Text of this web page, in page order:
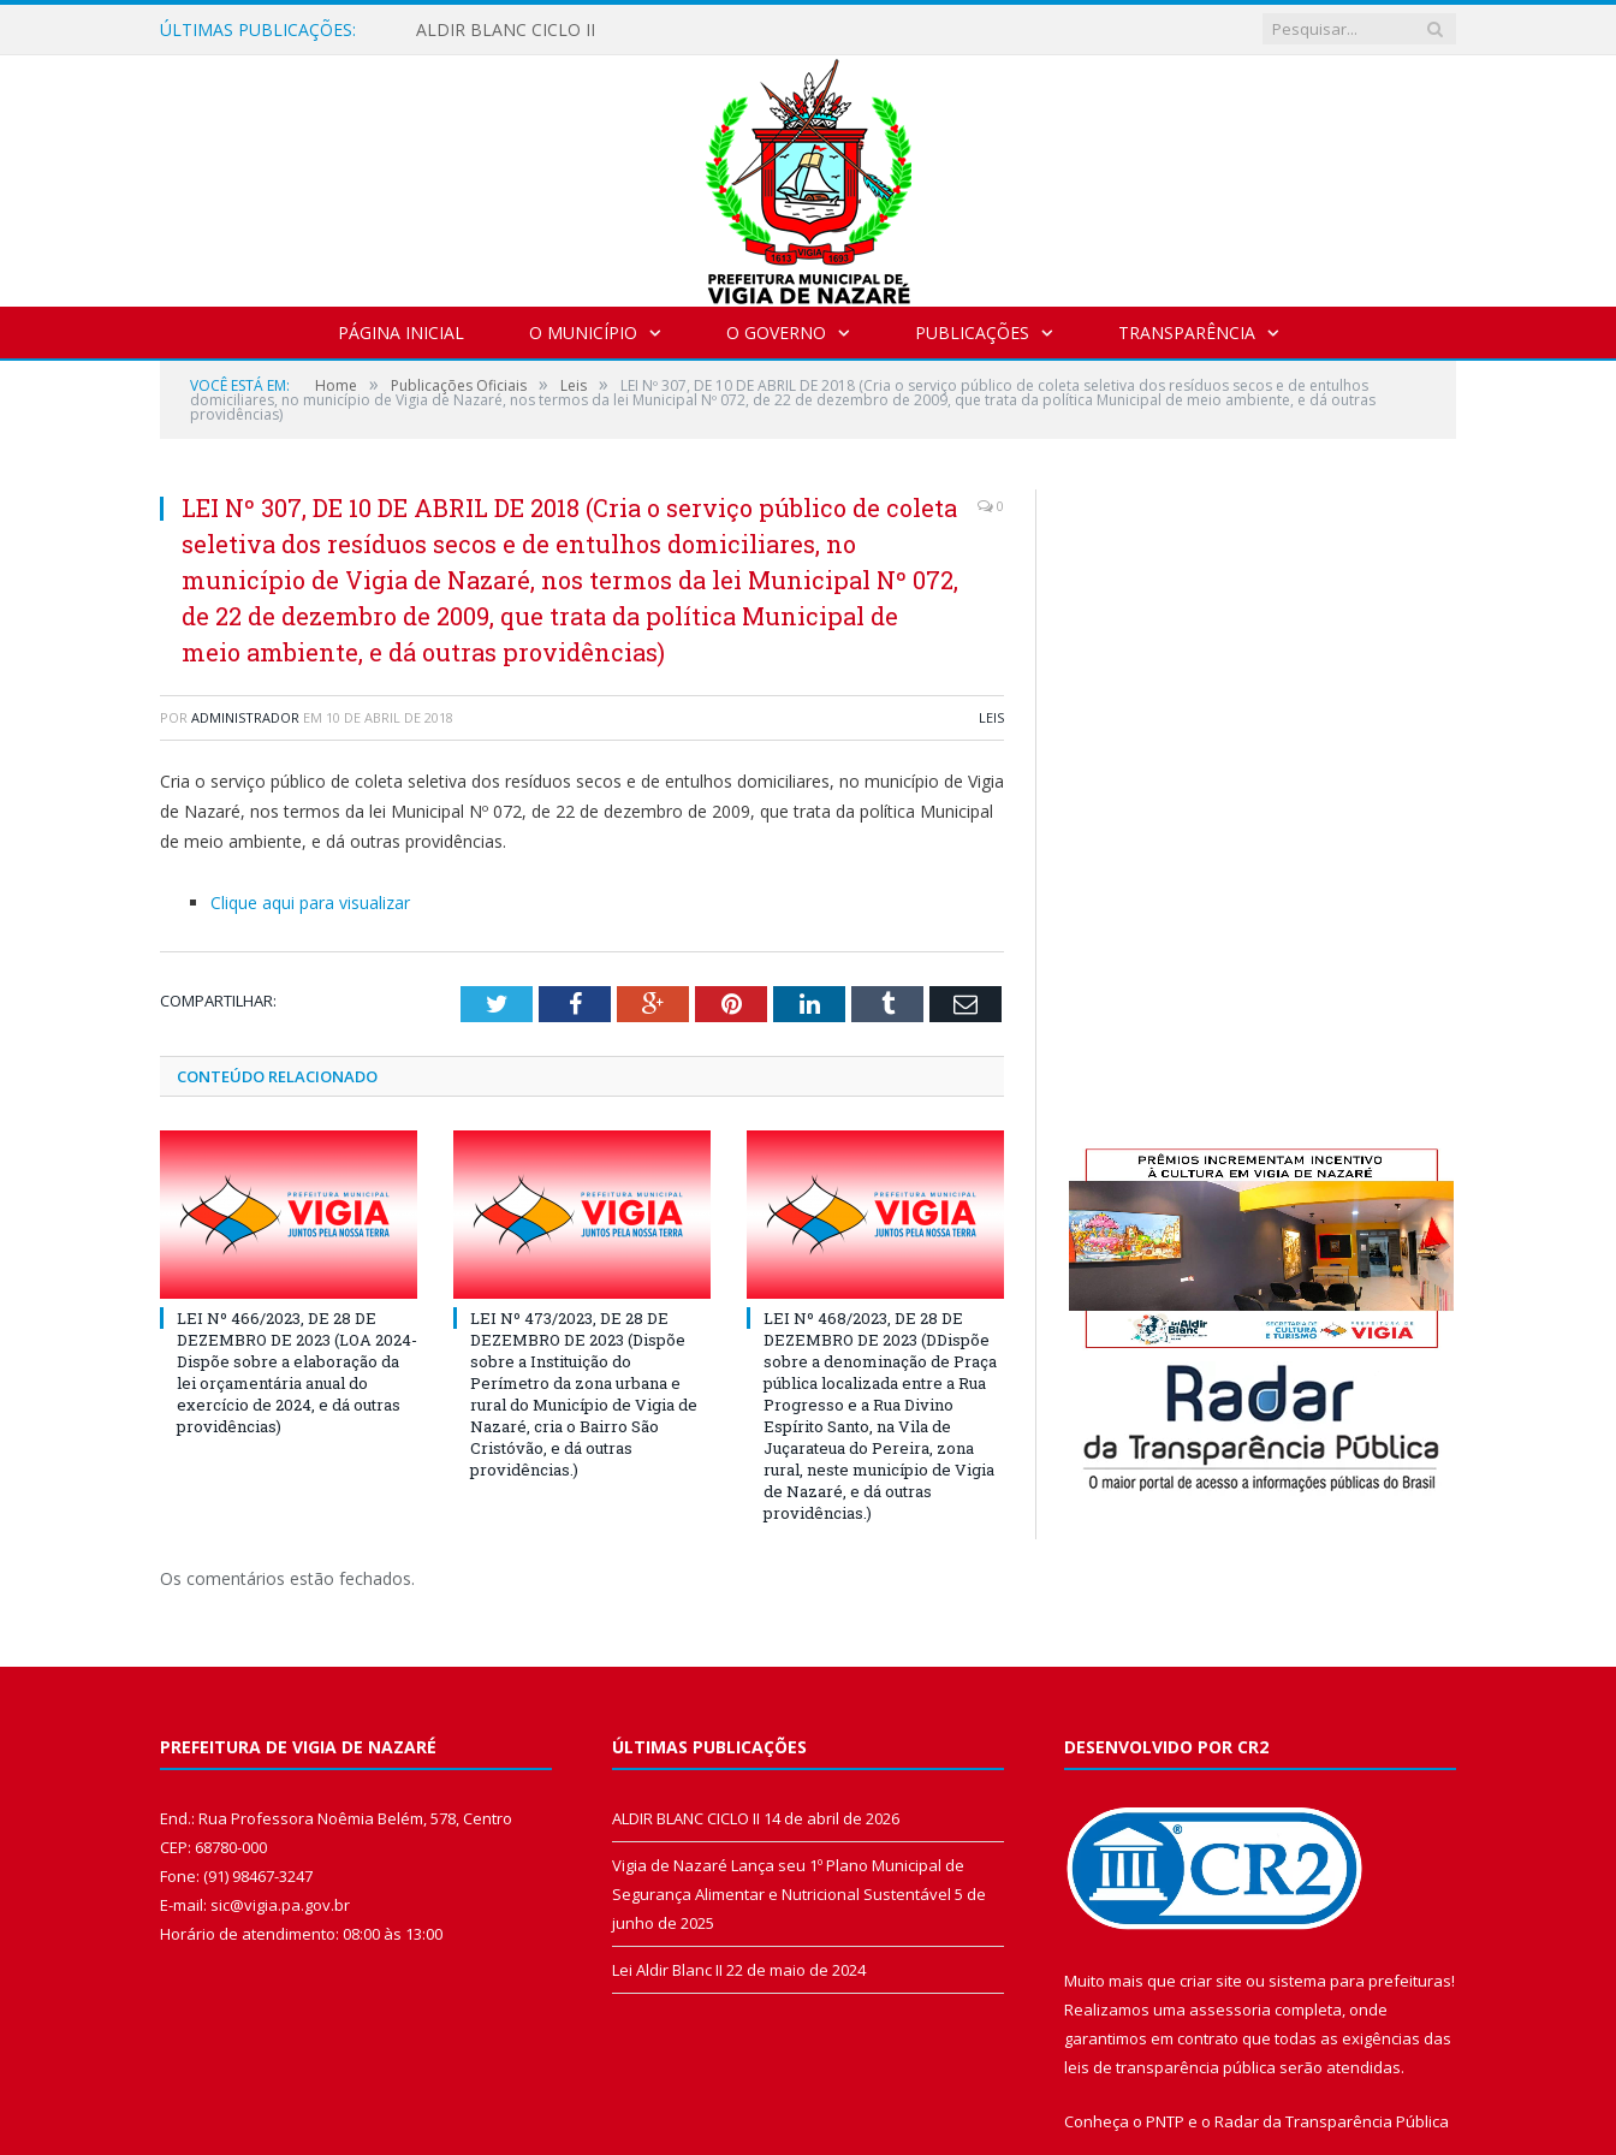
ÚLTIMAS PUBLICAÇÕES: ALDIR BLANC CICLO II
PÁGINA INICIAL O MUNICÍPIO O GOVERNO PUBLICAÇÕES TRANSPARÊNCIA
VOCÊ ESTÁ EM: Home » Publicações Oficiais » Leis » LEI Nº 307, DE 10 DE ABRIL DE 2018 (Cria o serviço público de coleta seletiva dos resíduos secos e de entulhos
domiciliares, no município de Vigia de Nazaré, nos termos da lei Municipal Nº 072, de 22 de dezembro de 2009, que trata da política Municipal de meio ambiente, e dá outras
providências)
LEI Nº 307, DE 10 DE ABRIL DE 2018 (Cria o serviço público de coleta
seletiva dos resíduos secos e de entulhos domiciliares, no
município de Vigia de Nazaré, nos termos da lei Municipal Nº 072,
de 22 de dezembro de 2009, que trata da política Municipal de
meio ambiente, e dá outras providências)
0
POR ADMINISTRADOR EM 10 DE ABRIL DE 2018 LEIS
Cria o serviço público de coleta seletiva dos resíduos secos e de entulhos domiciliares, no município de Vigia
de Nazaré, nos termos da lei Municipal Nº 072, de 22 de dezembro de 2009, que trata da política Municipal
de meio ambiente, e dá outras providências.
Clique aqui para visualizar
COMPARTILHAR: TwitterFacebookGoogle+PinterestLinkedInTumblr Email
CONTEÚDO RELACIONADO
LEI Nº 466/2023, DE 28 DE
DEZEMBRO DE 2023 (LOA 2024-
Dispõe sobre a elaboração da
lei orçamentária anual do
exercício de 2024, e dá outras
providências)
LEI Nº 473/2023, DE 28 DE
DEZEMBRO DE 2023 (Dispõe
sobre a Instituição do
Perímetro da zona urbana e
rural do Município de Vigia de
Nazaré, cria o Bairro São
Cristóvão, e dá outras
providências.)
LEI Nº 468/2023, DE 28 DE
DEZEMBRO DE 2023 (DDispõe
sobre a denominação de Praça
pública localizada entre a Rua
Progresso e a Rua Divino
Espírito Santo, na Vila de
Juçarateua do Pereira, zona
rural, neste município de Vigia
de Nazaré, e dá outras
providências.)
Os comentários estão fechados.
PREFEITURA DE VIGIA DE NAZARÉ
End.: Rua Professora Noêmia Belém, 578, Centro
CEP: 68780-000
Fone: (91) 98467-3247
E-mail: sic@vigia.pa.gov.br
Horário de atendimento: 08:00 às 13:00
ÚLTIMAS PUBLICAÇÕES
ALDIR BLANC CICLO II 14 de abril de 2026
Vigia de Nazaré Lança seu 1º Plano Municipal de
Segurança Alimentar e Nutricional Sustentável 5 de
junho de 2025
Lei Aldir Blanc II 22 de maio de 2024
DESENVOLVIDO POR CR2
Muito mais que criar site ou sistema para prefeituras!
Realizamos uma assessoria completa, onde
garantimos em contrato que todas as exigências das
leis de transparência pública serão atendidas.
Conheça o PNTP e o Radar da Transparência Pública